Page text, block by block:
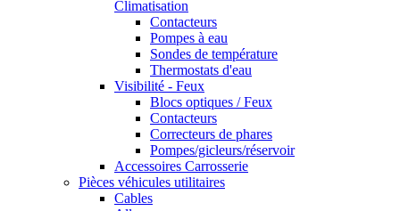
Climatisation
Contacteurs
Pompes à eau
Sondes de température
Thermostats d'eau
Visibilité - Feux
Blocs optiques / Feux
Contacteurs
Correcteurs de phares
Pompes/gicleurs/réservoir
Accessoires Carrosserie
Pièces véhicules utilitaires
Cables